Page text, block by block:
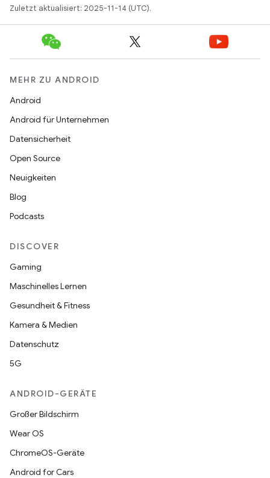
Zuletzt aktualisiert: 2025-11-14 (UTC).
MEHR ZU ANDROID
Android
Android für Unternehmen
Datensicherheit
Open Source
Neuigkeiten
Blog
Podcasts
DISCOVER
Gaming
Maschinelles Lernen
Gesundheit & Fitness
Kamera & Medien
Datenschutz
5G
ANDROID-GERÄTE
Großer Bildschirm
Wear OS
ChromeOS-Geräte
Android for Cars